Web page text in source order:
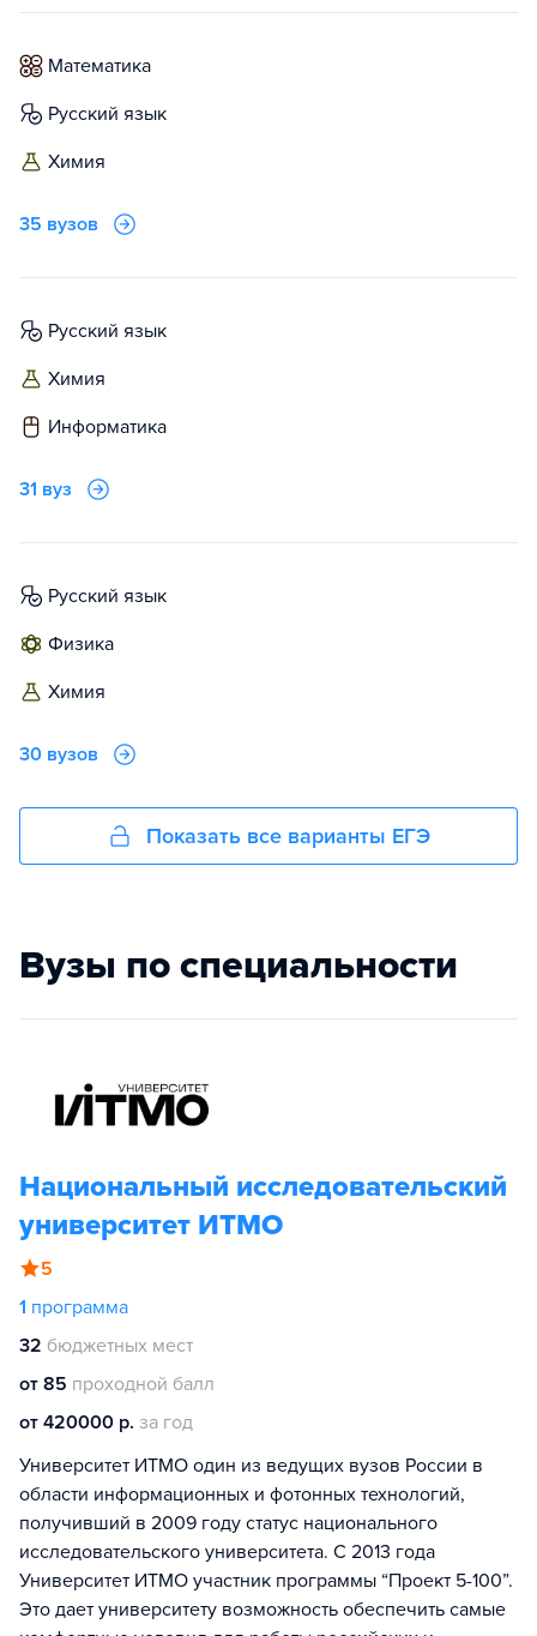
математика
русский язык
химия
35 вузов
русский язык
химия
информатика
31 вуз
русский язык
физика
химия
30 вузов
Показать все варианты ЕГЭ
Вузы по специальности
Национальный исследовательский
университет ИТМО
5
1 программа
32 бюджетных мест
от 85 проходной балл
от 420000 р. за год
Университет ИТМО один из ведущих вузов России в
области информационных и фотонных технологий,
получивший в 2009 году статус национального
исследовательского университета. С 2013 года
Университет ИТМО участник программы “Проект 5-100”.
Это дает университету возможность обеспечить самые